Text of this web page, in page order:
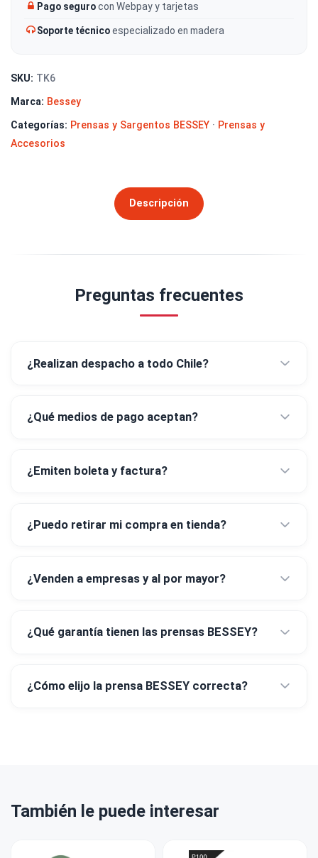
Pago segurocon Webpay y tarjetas
Soporte técnicoespecializado en madera
SKU: TK6
Marca: Bessey
Categorías: Prensas y Sargentos BESSEY · Prensas y
Accesorios
Descripción
Preguntas frecuentes
¿Realizan despacho a todo Chile?
¿Qué medios de pago aceptan?
¿Emiten boleta y factura?
¿Puedo retirar mi compra en tienda?
¿Venden a empresas y al por mayor?
¿Qué garantía tienen las prensas BESSEY?
¿Cómo elijo la prensa BESSEY correcta?
También le puede interesar